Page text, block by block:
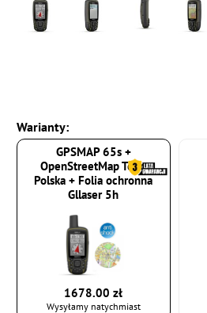
Warianty:
GPSMAP 65s +
OpenStreetMap Topo
Polska + Folia ochronna
Gllaser 5h
1678.00 zł
Wysyłamy natychmiast